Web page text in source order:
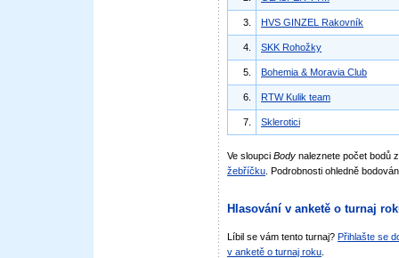
3. HVS GINZEL Rakovník
4. SKK Rohožky
5. Bohemia & Moravia Club
6. RTW Kulik team
7. Sklerotici
Ve sloupci Body naleznete počet bodů
žebříčku . Podrobnosti ohledně
Hlasování v anketě o turnaj
Líbil se vám tento turnaj? Přihlašte se
v anketě o turnaj roku